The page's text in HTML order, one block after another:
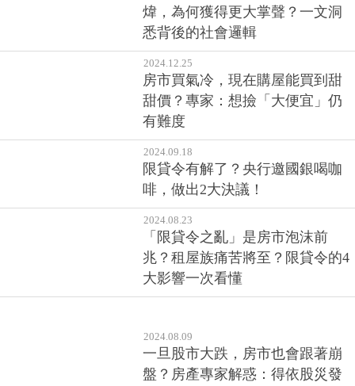
煒，為何獲得更大掌聲？一文洞
悉背後的社會邏輯
2024.12.25
房市買氣冷，現在購屋能買到甜
甜價？專家：想撿「大便宜」仍
有難度
2024.09.18
限貸令有解了？央行邀國銀喝咖
啡，做出2大決議！
2024.08.23
「限貸令之亂」是房市泡沫前
兆？租屋族痛苦將至？限貸令的4
大影響一次看懂
2024.08.09
一旦股市大跌，房市也會跟著崩
盤？房產專家解惑：得依股災發